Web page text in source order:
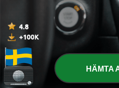
Facts & Feelings -
Deutschlandfunk Nova
HÄMTA